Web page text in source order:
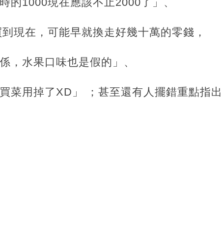
現在，可能早就換走好幾十萬的零錢，
，水果口味也是假的」、
菜用掉了XD」 ；甚至還有人擺錯重點指出